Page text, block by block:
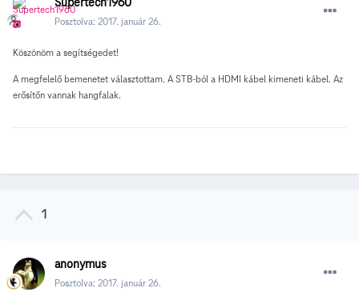
Posztolva: 2017. január 26.
Köszönöm a segítségedet!
A megfelelő bemenetet választottam. A STB-ból a HDMI kábel kimeneti kábel. Az
erősítőn vannak hangfalak.
1
anonymus
Posztolva: 2017. január 26.